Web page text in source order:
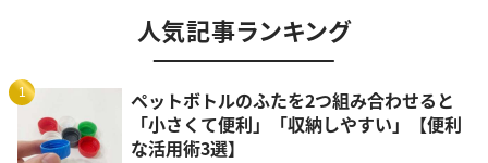
人気記事ランキング
1
ペットボトルのふたを2つ組み合わせると
「小さくて便利」「収納しやすい」【便利
な活用術3選】